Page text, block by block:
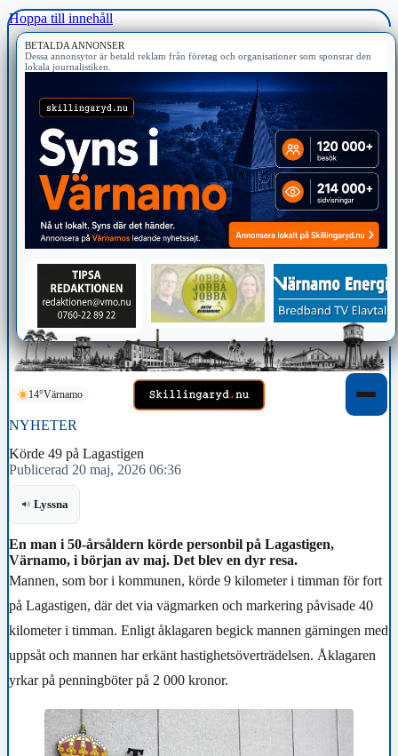
Hoppa till innehåll
BETALDA ANNONSER
Dessa annonsytor är betald reklam från företag och organisationer som sponsrar den
lokala journalistiken.
14°Värnamo
NYHETER
Körde 49 på Lagastigen
Publicerad 20 maj, 2026 06:36
Lyssna
En man i 50-årsåldern körde personbil på Lagastigen,
Värnamo, i början av maj. Det blev en dyr resa.
Mannen, som bor i kommunen, körde 9 kilometer i timman för fort
på Lagastigen, där det via vägmarken och markering påvisade 40
kilometer i timman. Enligt åklagaren begick mannen gärningen med
uppsåt och mannen har erkänt hastighetsöverträdelsen. Åklagaren
yrkar på penningböter på 2 000 kronor.